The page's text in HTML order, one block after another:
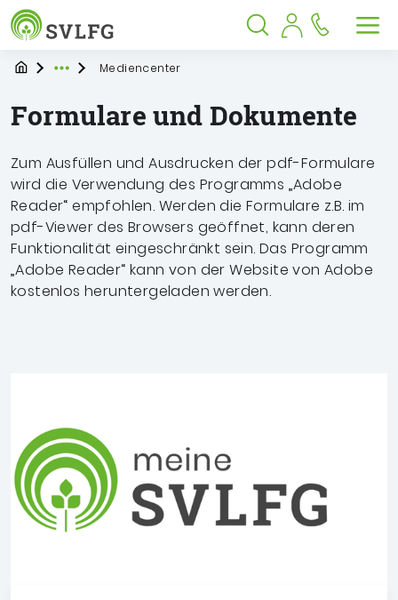
Inhalt
Suche
Springe zu: Hauptmenü
Sozialversicherung für
Suche öffnen
Suche schließen
StartpageExpand breadcrumb Navigation
Mediencenter
Formulare und Dokumente
Zum Ausfüllen und Ausdrucken der pdf-Formulare
wird die Verwendung des Programms „Adobe
Reader“ empfohlen. Werden die Formulare z.B. im
pdf-Viewer des Browsers geöffnet, kann deren
Funktionalität eingeschränkt sein. Das Programm
„Adobe Reader“ kann von der Website von Adobe
kostenlos heruntergeladen werden.